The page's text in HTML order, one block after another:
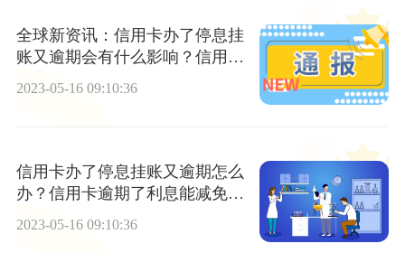
全球新资讯：信用卡办了停息挂
账又逾期会有什么影响？信用卡
2023-05-16 09:10:36
信用卡办了停息挂账又逾期怎么
办？信用卡逾期了利息能减免
吗？
2023-05-16 09:10:36